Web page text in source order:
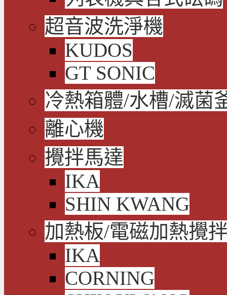
超音波洗淨機
KUDOS
GT SONIC
冷熱箱體/水槽/滅菌
離心機
攪拌馬達
IKA
SHIN KWANG
加熱板/電磁加熱攪
IKA
CORNING